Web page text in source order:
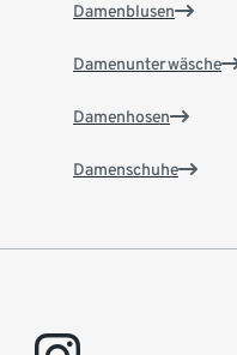
Damenblusen
Damenunterwäsche
Damenhosen
Damenschuhe